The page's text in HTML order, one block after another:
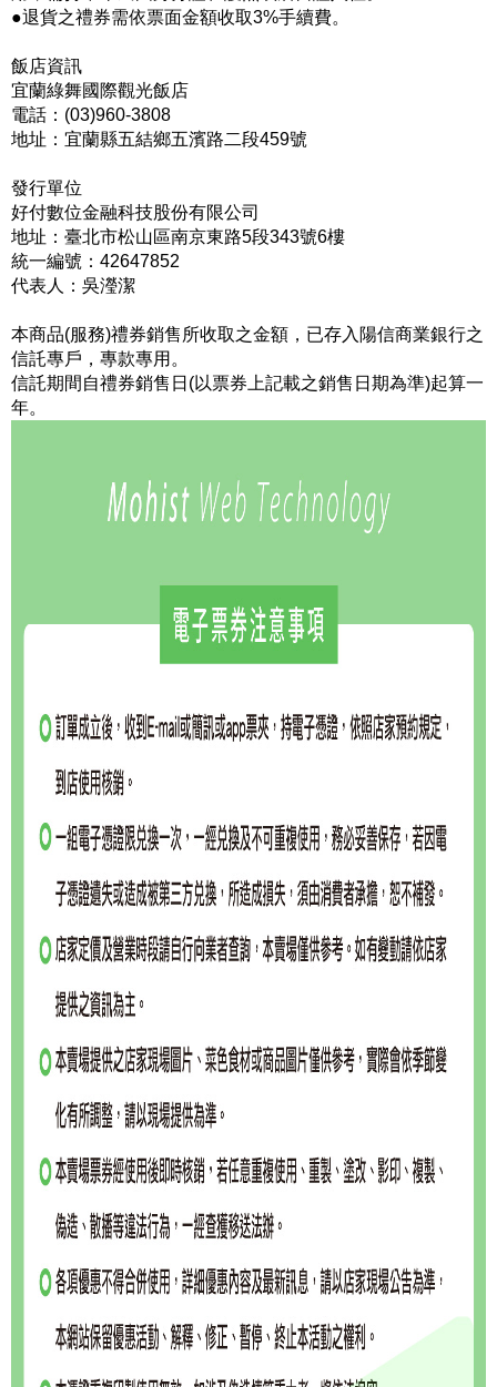
●退貨之禮券需依票面金額收取3%手續費。
飯店資訊
宜蘭綠舞國際觀光飯店
電話：(03)960-3808
地址：宜蘭縣五結鄉五濱路二段459號
發行單位
好付數位金融科技股份有限公司
地址：臺北市松山區南京東路5段343號6樓
統一編號：42647852
代表人：吳瀅潔
本商品(服務)禮券銷售所收取之金額，已存入陽信商業銀行之
信託專戶，專款專用。
信託期間自禮券銷售日(以票券上記載之銷售日期為準)起算一
年。